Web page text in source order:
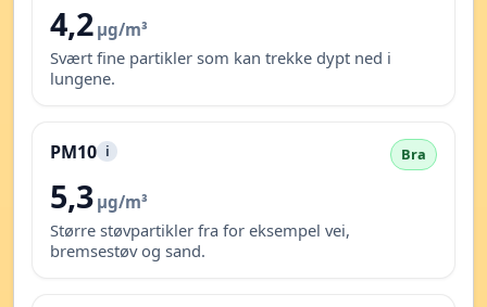
4,2 µg/m³
Svært fine partikler som kan trekke dypt ned i
lungene.
PM10 i Bra
5,3 µg/m³
Større støvpartikler fra for eksempel vei,
bremsestøv og sand.